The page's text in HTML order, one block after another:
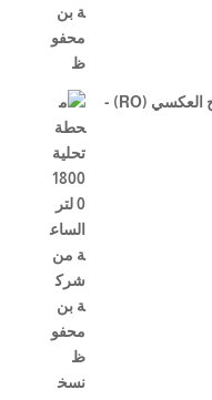
محطة تحلية مياه صناعية بنظام التناضح العكسي (RO) -